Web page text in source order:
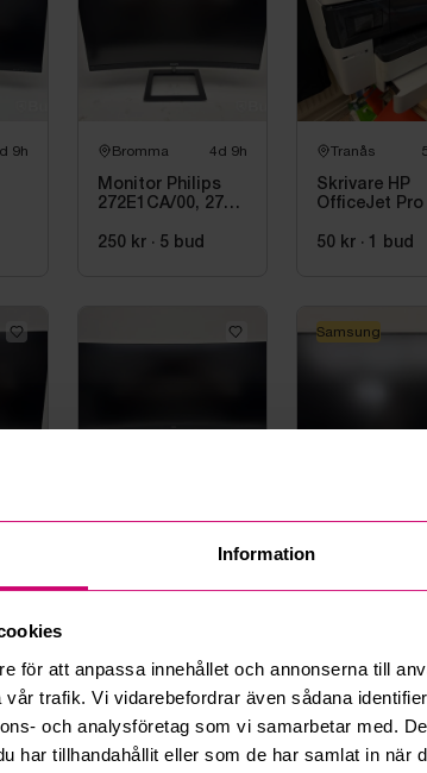
Information
för att anpassa innehållet och annonserna till
trafik. Vi vidarebefordrar även sådana
och analysföretag som vi samarbetar med.
har tillhandahållit eller som de har samlat in när
9h Bromma 4d 9h
Monitor Philips
272E1CA/00, 27
250 kr · 5 bud
Tranås
Skrivare HP
OfficeJet Pro
50 kr · 1 bud
Datorskärm AOC
Samsung